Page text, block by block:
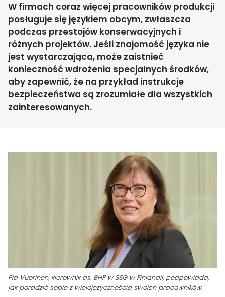
W firmach coraz więcej pracowników produkcji
posługuje się językiem obcym, zwłaszcza
podczas przestojów konserwacyjnych i
różnych projektów. Jeśli znajomość języka nie
jest wystarczająca, może zaistnieć
konieczność wdrożenia specjalnych środków,
aby zapewnić, że na przykład instrukcje
bezpieczeństwa są zrozumiałe dla wszystkich
zainteresowanych.
Pia Vuorinen, kierownik ds. BHP w SSG w Finlandii, podpowiada,
jak poradzić sobie z wielojęzycznością swoich pracowników.